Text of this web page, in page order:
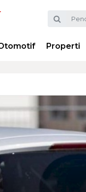
Properti